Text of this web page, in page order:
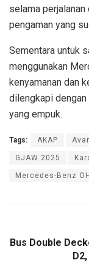
selama
pengaman yang
Sementara untuk
menggunakan
kenyamanan dan
dilengkapi
yang empuk.
Tags: AKAP
GJAW 2025
Mercedes-Benz
Bus Double